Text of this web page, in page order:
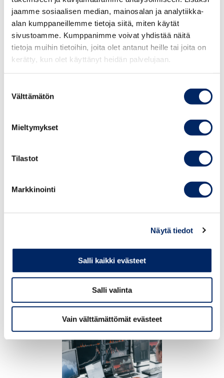
jaamme sosiaalisen median, mainosalan ja analytiikka-
alan kumppaneillemme tietoja siitä, miten käytät
sivustoamme. Kumppanimme voivat yhdistää näitä
tietoja muihin tietoihin, joita olet antanut heille tai joita on
kerätty, kun olet käyttänyt heidän palvelujaan.
valinta
Välttämätön
Mieltymykset
Tilastot
Markkinointi
Näytä tiedot
Salli kaikki evästeet
Salli valinta
Vain välttämättömät evästeet
Vastuullisuudesta kilpailuetua
pk-yrityksen
vastuullisuusvalmennus
(yhteistyössä alueellisten
kauppakamareiden kanssa): kaksi koulutusmoduulia,
oman organisaation olennaisuusarvio tärkeimmistä
vastuullisuusteemoista, verkostoitumista ja sparrausta
Suuri yritysvastuupäivä
ennakkoilmoittautumista. Tietoiskussa on varattu aikaa
25.8.2026
Johdon
vastuullisuusvalmennus
syksy 2026